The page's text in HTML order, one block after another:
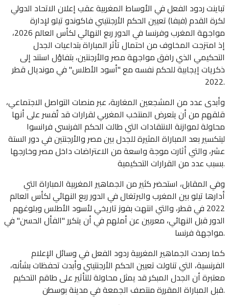
تباينت ردود الفعل في الأوساط المغربية عقب إعلان الاتحاد الدولي
لكرة القدم (فيفا) تعيين الحكم الأرجنتيني فاكوندو تيلو لإدارة
مواجهة المغرب وفرنسا في الدور ربع النهائي لكأس العالم 2026،
إذ امتزجت المخاوف من احتمال تأثر المباراة بتداعيات الجدل
التحكيمي الذي رافق مواجهة مصر والأرجنتين، بتفاؤل استند إلى
ذكريات إيجابية للحكم نفسه مع "أسود الأطلس" في مونديال قطر
2022.
وأبدى عدد من المشجعين المغاربة، عبر منصات التواصل الاجتماعي،
قلقهم من أن يتعرض المنتخب المغربي لقرارات قد تُفسر على أنها
محاولة لموازنة الانتقادات التي طالت الحكم الفرنسي فرانسوا
ليتكسير بعد المباراة المثيرة للجدل بين مصر والأرجنتين في دور الستة
عشر، والتي أثارت موجة واسعة من الاعتراضات داخل مصر وخارجها
بسبب عدد من القرارات التحكيمية.
وفي المقابل، استحضر كثير من الجماهير المغربية المباراة التي
أدارها تيلو بين المغرب والبرتغال في الدور ربع النهائي لكأس العالم
2022 في قطر، والتي انتهت بفوز تاريخي لأسود الأطلس وبلوغهم
الدور قبل النهائي، معربين عن أملهم في أن يتكرر "الفأل الحسن" في
مواجهة فرنسا.
كما رصدت الجماهير المغربية ردود الفعل في وسائل الإعلام
الفرنسية، التي تناولت تعيين الحكم الأرجنتيني وأبدت تحفظات بشأنه،
معتبرة أن الجدل المبكر قد يمثل محاولة للتأثير على طاقم التحكيم
قبل المباراة المقررة منتصف الجمعة في مدينة بوسطن.